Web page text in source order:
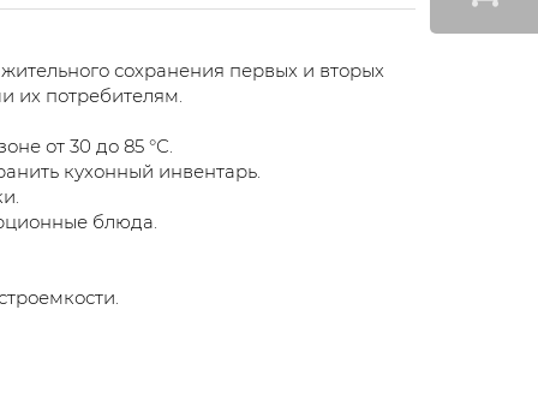
сохранения первых и вторых
их потребителям.
от 30 до 85 °С.
кухонный инвентарь.
блюда.